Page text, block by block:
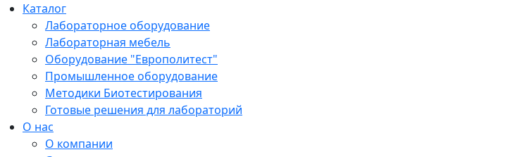
Каталог
Лабораторное оборудование
Лабораторная мебель
Оборудование "Европолитест"
Промышленное оборудование
Методики Биотестирования
Готовые решения для лабораторий
О нас
О компании